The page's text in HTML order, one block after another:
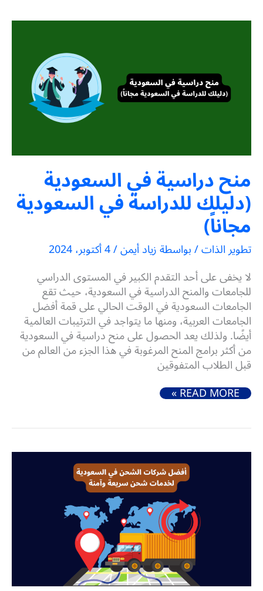
منح دراسية في السعودية
(دليلك للدراسة في السعودية
مجاناً)
تطوير الذات/ بواسطةزياد أيمن/4 أكتوبر، 2024
لا يخفى على أحد التقدم الكبير في المستوى الدراسي
للجامعات والمنح الدراسية في السعودية، حيث تقع
الجامعات السعودية في الوقت الحالي على قمة أفضل
الجامعات العربية، ومنها ما يتواجد في الترتيبات العالمية
أيضًا. ولذلك يعد الحصول على منح دراسية في السعودية
من أكثر برامج المنح المرغوبة في هذا الجزء من العالم من
قبل الطلاب المتفوقين
منح دراسية في السعودية (دليلك للدراسة في السعودية مجاناً)
READ MORE »